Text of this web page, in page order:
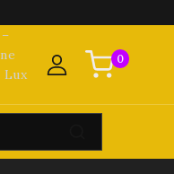
0